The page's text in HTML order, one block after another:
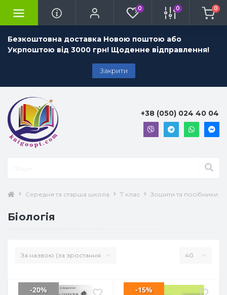
Безкоштовна доставка Новою поштою або
Укрпоштою від 3000 грн! Щоденне відправлення!
Закрити
0 0 0
+38 (050) 024 40 04
Середня та старша школа 7 клас Зошити та посібники 7
Біологія
-20% -15%